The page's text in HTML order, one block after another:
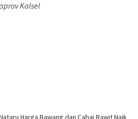
Kalsel
Harga Bawang dan Cabai Rawit Naik